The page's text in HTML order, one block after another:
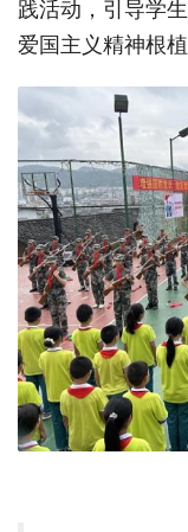
践活动，引导学
爱国主义精神根植